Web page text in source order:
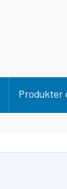
Produkter